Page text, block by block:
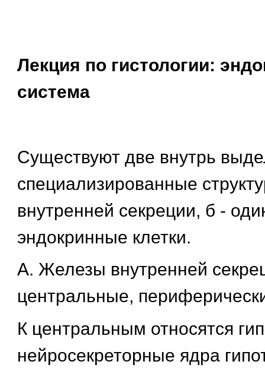
Лекция по гистологии:
система
Существуют две внутрь
специализированные
внутренней секреции, б -
эндокринные клетки.
А. Железы внутренней
центральные,
К центральным относятся
нейросекреторные ядра